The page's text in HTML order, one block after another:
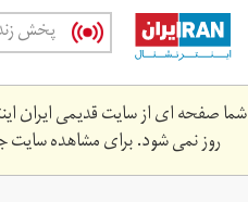
Skip
main
content
پخش
شما صفحه ای از سایت قدیمی ایران
روز نمی شود. برای مشاهده سایت